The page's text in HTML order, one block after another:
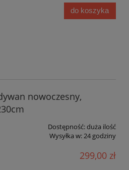
do koszyka
nowoczesny,
Dostępność:duża ilość
Wysyłka w:24 godziny
299,00 zł